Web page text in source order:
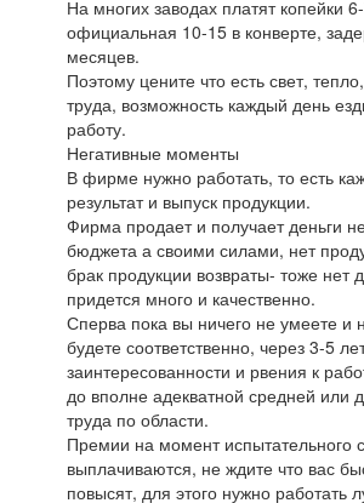
На многих заводах платят копейки
официальная 10-15 в конверте,
месяцев.
Поэтому цените что есть свет,
труда, возможность каждый день
работу.
Негативные моменты
В фирме нужно работать, то есть
результат и выпуск продукции.
Фирма продает и получает деньги
бюджета а своими силами, нет
брак продукции возвраты- тоже нет
придется много и качественно.
Сперва пока вы ничего не умеете и
будете соответственно, через 3-5
заинтересованности и рвения к
до вполне адекватной средней или
труда по области.
Премии на момент испытательного
выплачиваются, не ждите что вас
повысят, для этого нужно работать